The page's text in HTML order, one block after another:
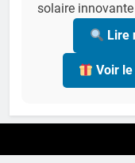
solaire innovante
Lire
Voir